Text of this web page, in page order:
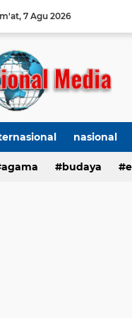
7 Agu 2026
nasional
Organisasi
agama budaya